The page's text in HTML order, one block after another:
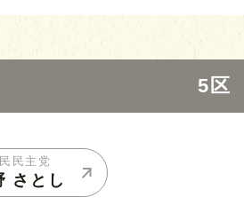
5区
民主党
さとし